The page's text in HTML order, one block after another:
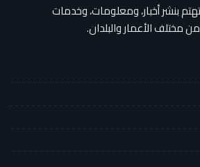
بنشر أخبار، ومعلومات، وخدمات
مختلف الأعمار والبلدان.